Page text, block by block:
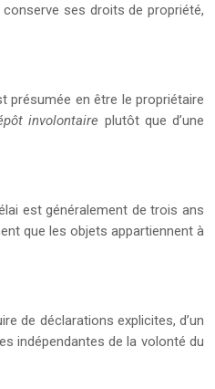
ses droits de propriété,
présumée en être le propriétaire
involontaire plutôt que d’une
est généralement de trois ans
que les objets appartiennent à
de déclarations explicites, d’un
indépendantes de la volonté du